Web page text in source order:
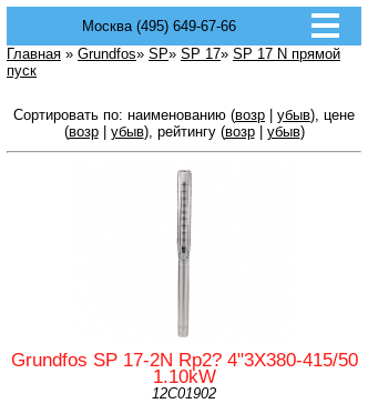
Москва (495) 649-67-66
Главная » Grundfos» SP» SP 17» SP 17 N прямой
пуск
Сортировать по: наименованию (возр убыв), цене
(возр| убыв), рейтингу (возр| убыв)
Grundfos SP 17-2N Rp2? 4"3X380-415/50
1.10kW
12C01902